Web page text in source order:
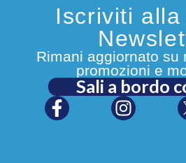
Iscriviti
Rimani aggiornato su
promozioni e
Sali a bordo